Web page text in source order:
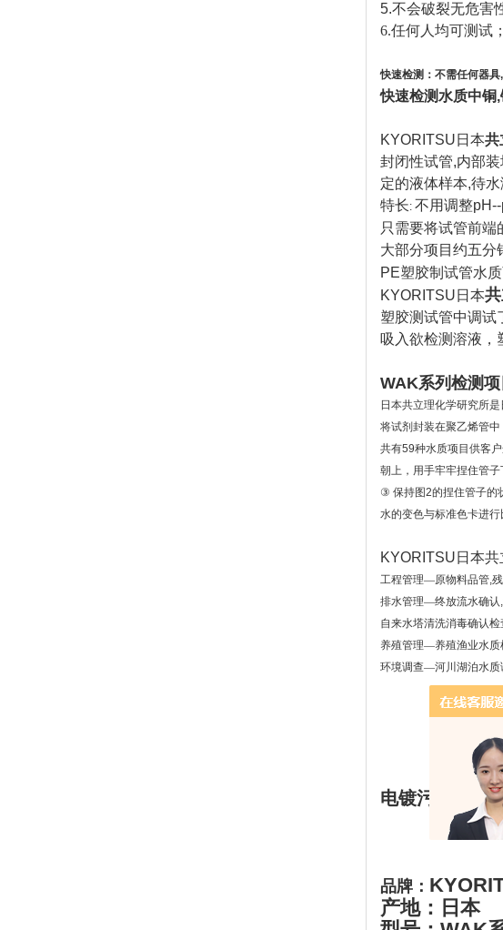
5.不会破裂无危害
6.任何人均可测试
快速检测：不需任何器具
快速检测水质中铜,
KYORITSU日本共
封闭性试管,内部
定的液体样本,待
特长: 不用调整
只需要将试管前端
大部分项目约五分
PE塑胶制试管水质
KYORITSU日本
塑胶测试管中调试
吸入欲检测溶液，
WAK系列检测
日本共立理化学研究所
将试剂封装在聚乙烯管
共有59种水质项目供客
朝上，用手牢牢捏住管子
③ 保持图2的捏住管子的
水的变色与标准色卡进
KYORITSU日本
工程管理—原物料品管,
排水管理—终放流水确认,
自来水塔清洗消毒确认检
养殖管理—养殖渔业水质
环境调查—河川湖泊水质
电镀污水中铜
品牌：
产地：日本